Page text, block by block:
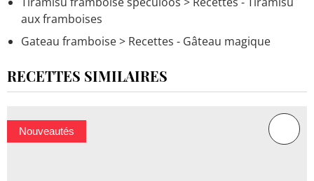
aux framboises
Gateau framboise> Recettes - Gâteau magique
RECETTES SIMILAIRES
Nouveautés